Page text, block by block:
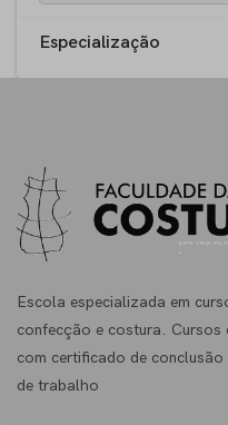
Especialização
Escola especializada em
confecção e costura.
com certificado de
de trabalho